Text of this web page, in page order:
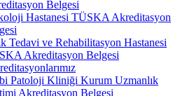
Belgesi
Hastanesi TÜSKA Akreditasyon
Tedavi ve Rehabilitasyon Hastanesi
Akreditasyon Belgesi
Patoloji Kliniği Kurum Uzmanlık
Akreditasyon Belgesi